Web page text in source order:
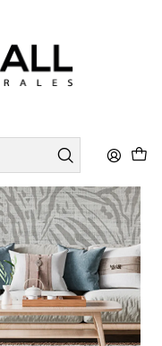
ANM22-06